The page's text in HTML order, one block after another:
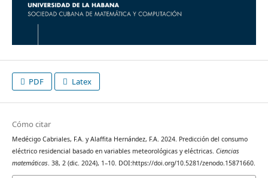
PDF Latex
Cómo citar
Medécigo Cabriales, F.A. y Alaffita Hernández, F.A. 2024. Predicción del consumo
eléctrico residencial basado en variables meteorológicas y eléctricas. Ciencias
matemáticas. 38, 2 (dic. 2024), 1–10. DOI:https://doi.org/10.5281/zenodo.15871660.